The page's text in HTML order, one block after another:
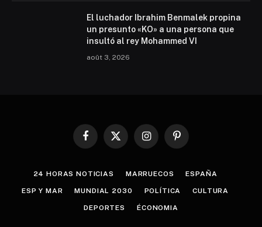
El luchador Ibrahim Benmalek propina
un presunto «KO» a una persona que
insultó al rey Mohammed VI
août 3, 2026
Facebook
X
InstagramPinterest
24 HORAS NOTICIAS MARRUECOS ESPAÑA
ESP Y MAR MUNDIAL 2030 POLÍTICA CULTURA
DEPORTES ÉCONOMIA